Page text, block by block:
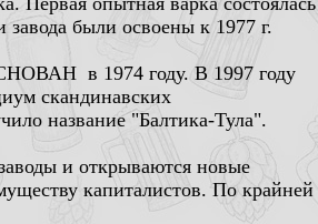
были освоены к 1977 г.
в 1974 году. В 1997 году
скандинавских
название "Балтика-Тула".
и открываются новые
капиталистов. По крайней